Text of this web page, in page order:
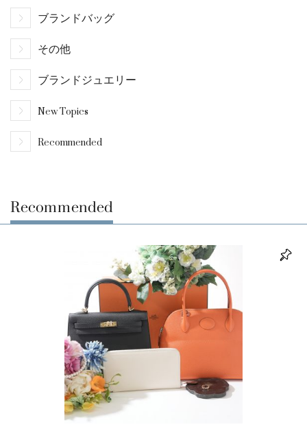
ブランドバッグ
その他
ブランドジュエリー
New Topics
Recommended
Recommended